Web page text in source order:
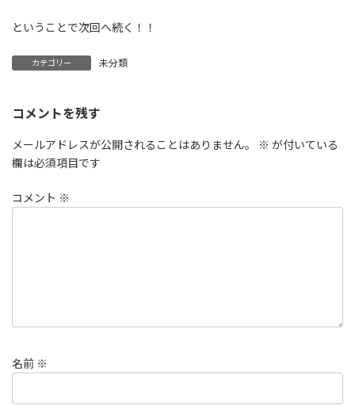
ということで次回へ続く！！
カテゴリー 未分類
コメントを残す
メールアドレスが公開されることはありません。 ※ が付いている
欄は必須項目です
コメント ※
名前 ※